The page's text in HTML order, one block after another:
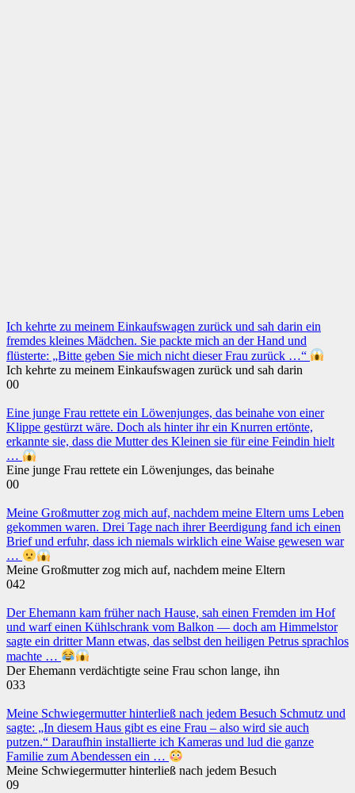
Ich kehrte zu meinem Einkaufswagen zurück und sah darin ein
fremdes kleines Mädchen. Sie packte mich an der Hand und
flüsterte: „Bitte geben Sie mich nicht dieser Frau zurück …“
Ich kehrte zu meinem Einkaufswagen zurück und sah darin
00
Eine junge Frau rettete ein Löwenjunges, das beinahe von einer
Klippe gestürzt wäre. Doch als hinter ihr ein Knurren ertönte,
erkannte sie, dass die Mutter des Kleinen sie für eine Feindin hielt
…
Eine junge Frau rettete ein Löwenjunges, das beinahe
00
Meine Großmutter zog mich auf, nachdem meine Eltern ums Leben
gekommen waren. Drei Tage nach ihrer Beerdigung fand ich einen
Brief und erfuhr, dass ich niemals wirklich eine Waise gewesen war
…
Meine Großmutter zog mich auf, nachdem meine Eltern
042
Der Ehemann kam früher nach Hause, sah einen Fremden im Hof
und warf einen Kühlschrank vom Balkon — doch am Himmelstor
sagte ein dritter Mann etwas, das selbst den heiligen Petrus sprachlos
machte …
Der Ehemann verdächtigte seine Frau schon lange, ihn
033
Meine Schwiegermutter hinterließ nach jedem Besuch Schmutz und
sagte: „In diesem Haus gibt es eine Frau – also wird sie auch
putzen.“ Daraufhin installierte ich Kameras und lud die ganze
Familie zum Abendessen ein …
Meine Schwiegermutter hinterließ nach jedem Besuch
09